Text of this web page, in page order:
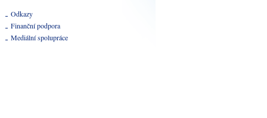
Odkazy
Finanční podpora
Mediální spolupráce